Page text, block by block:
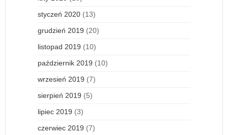
styczeń 2020 (13)
grudzień 2019 (20)
listopad 2019 (10)
październik 2019 (10)
wrzesień 2019 (7)
sierpień 2019 (5)
lipiec 2019 (3)
czerwiec 2019 (7)